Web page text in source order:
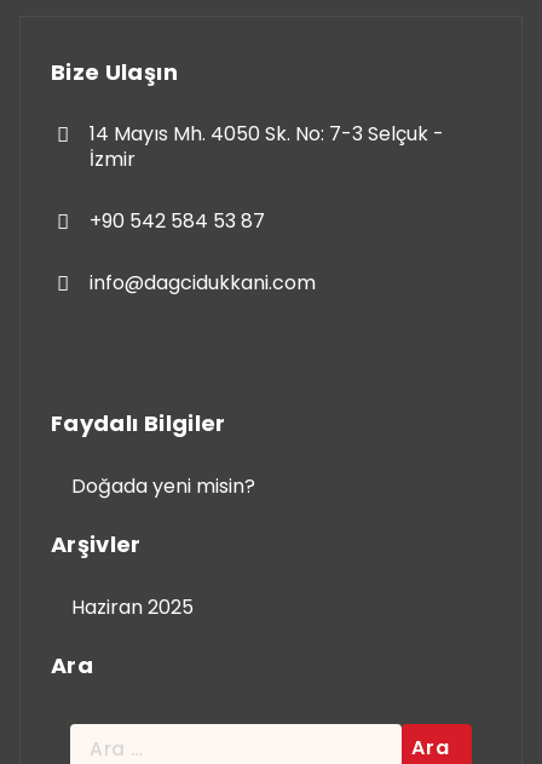
Bize Ulaşın
14 Mayıs Mh. 4050 Sk. No: 7-3 Selçuk -
İzmir
+90 542 584 53 87
info@dagcidukkani.com
Faydalı Bilgiler
Doğada yeni misin?
Arşivler
Haziran 2025
Ara
Arama: